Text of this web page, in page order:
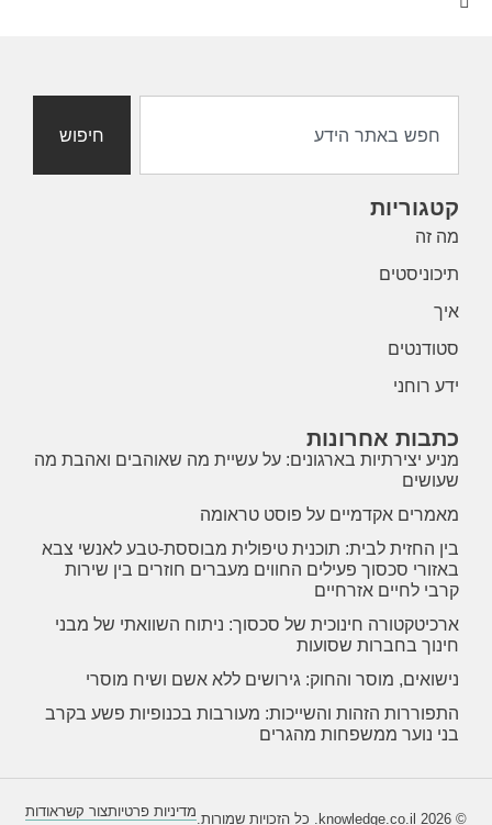
חיפוש
קטגוריות
מה זה
תיכוניסטים
איך
סטודנטים
ידע רוחני
כתבות אחרונות
מניע יצירתיות בארגונים: על עשיית מה שאוהבים ואהבת מה
שעושים
מאמרים אקדמיים על פוסט טראומה
בין החזית לבית: תוכנית טיפולית מבוססת-טבע לאנשי צבא
באזורי סכסוך פעילים החווים מעברים חוזרים בין שירות
קרבי לחיים אזרחיים
ארכיטקטורה חינוכית של סכסוך: ניתוח השוואתי של מבני
חינוך בחברות שסועות
נישואים, מוסר והחוק: גירושים ללא אשם ושיח מוסרי
התפוררות הזהות והשייכות: מעורבות בכנופיות פשע בקרב
בני נוער ממשפחות מהגרים
© 2026 knowledge.co.il. כל הזכויות שמורות. מדיניות פרטיותצור קשראודות